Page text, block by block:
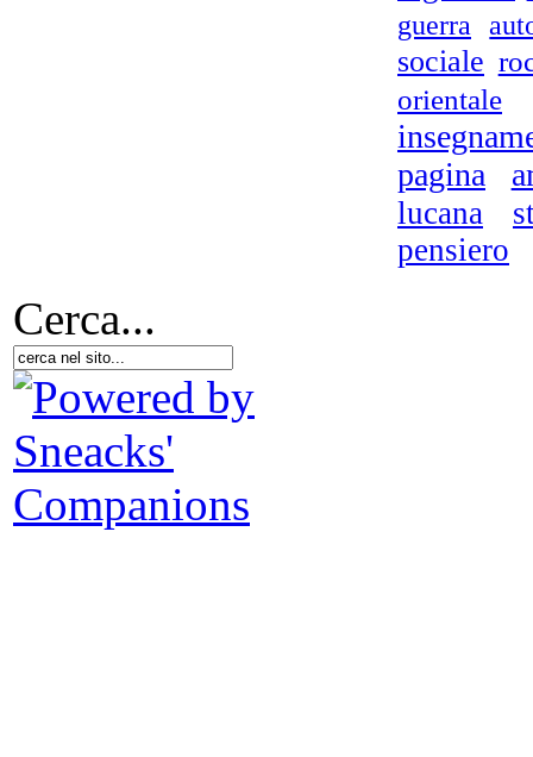
La
guerra
sociale
orientale
pagina
lucana
pensiero
Cerca...